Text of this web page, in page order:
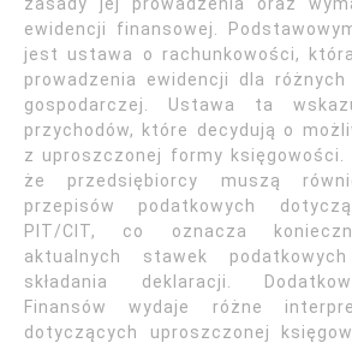
ewidencji finansowej.
jest ustawa o rachunkowości,
prowadzenia ewidencji dla różnych
gospodarczej. Ustawa ta
przychodów, które decydują o
z uproszczonej formy księgowości.
że przedsiębiorcy muszą
przepisów podatkowych
PIT/CIT, co oznacza
aktualnych stawek
składania deklaracji.
Finansów wydaje różne
dotyczących uproszczonej